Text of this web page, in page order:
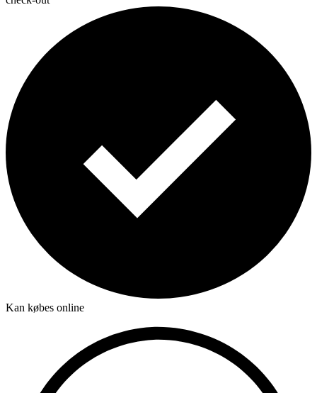
Kan købes online